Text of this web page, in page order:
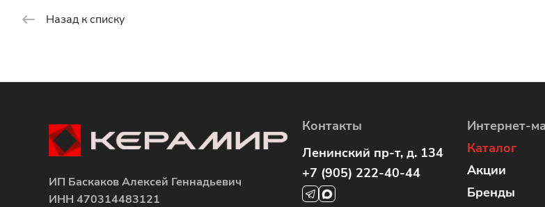
Назад к списку
ИП Баскаков Алексей Геннадьевич
ИНН 470314483121
Контакты
Ленинский пр-т, д. 134
+7 (905) 222-40-44
Интернет-
Каталог
Акции
Бренды